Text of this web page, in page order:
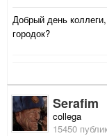
Добрый день
городок?
Serafim
collega
15450